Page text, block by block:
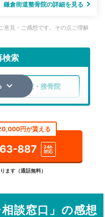
鎌倉街道整骨院の詳細を見る
意見・ご感想です。その点ご理解
検索
整骨院・接骨院
込む
院名から探す
円が貰える
887
24h
対応
ます（通話無料）
談窓口」の感想